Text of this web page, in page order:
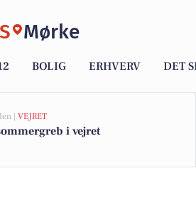
Mørke
BOLIG ERHVERV DET
| VEJRET
i vejret